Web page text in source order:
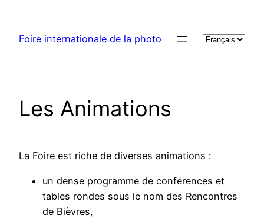
contenu
Foire internationale de la photo
Choisir
Les Animations
La Foire est riche de diverses animations :
un dense programme de conférences et
tables rondes sous le nom des Rencontres
de Bièvres,